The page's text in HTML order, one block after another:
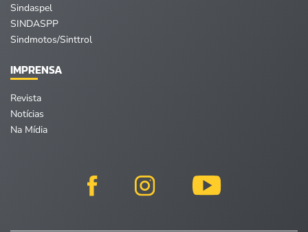
Sindaspel
SINDASPP
Sindmotos/Sinttrol
IMPRENSA
Revista
Notícias
Na Mídia